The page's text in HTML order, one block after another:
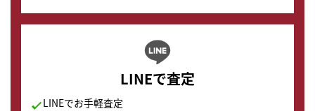
LINEで査定
LINEでお手軽査定